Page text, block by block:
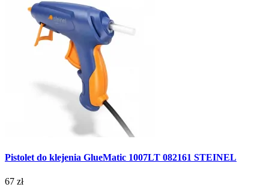
Pistolet do klejenia GlueMatic 1007LT 082161 STEINEL
67 zł